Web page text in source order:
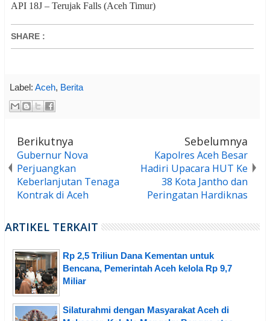
API 18J – Terujak Falls (Aceh Timur)
SHARE :
Label: Aceh, Berita
Berikutnya
Gubernur Nova
Perjuangkan
Keberlanjutan Tenaga
Kontrak di Aceh
Sebelumnya
Kapolres Aceh Besar
Hadiri Upacara HUT Ke
38 Kota Jantho dan
Peringatan Hardiknas
ARTIKEL TERKAIT
Rp 2,5 Triliun Dana Kementan untuk
Bencana, Pemerintah Aceh kelola Rp 9,7
Miliar
Silaturahmi dengan Masyarakat Aceh di